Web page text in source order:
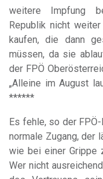
weitere Impfung
Republik nicht
kaufen, die dann
müssen, da sie
der FPÖ
„Alleine im August
******
Es fehle, so der
normale Zugang, der
wie bei einer Grippe
Wer nicht